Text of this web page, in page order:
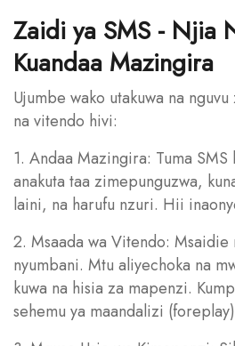
Zaidi ya SMS - Njia
Kuandaa Mazingira
Ujumbe wako utakuwa na
na vitendo hivi:
1. Andaa Mazingira: Tuma SMS
anakuta taa zimepunguzwa,
laini, na harufu nzuri. Hii
2. Msaada wa Vitendo: Msaidie
nyumbani. Mtu aliyechoka na
kuwa na hisia za mapenzi.
sehemu ya maandalizi